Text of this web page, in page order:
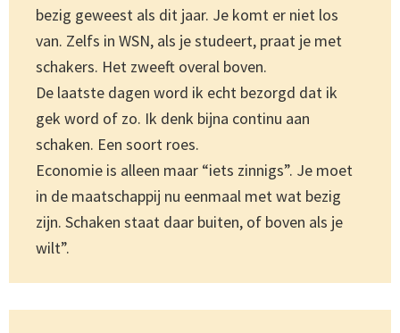
bezig geweest als dit jaar. Je komt er niet los
van. Zelfs in WSN, als je studeert, praat je met
schakers. Het zweeft overal boven.
De laatste dagen word ik echt bezorgd dat ik
gek word of zo. Ik denk bijna continu aan
schaken. Een soort roes.
Economie is alleen maar “iets zinnigs”. Je moet
in de maatschappij nu eenmaal met wat bezig
zijn. Schaken staat daar buiten, of boven als je
wilt”.